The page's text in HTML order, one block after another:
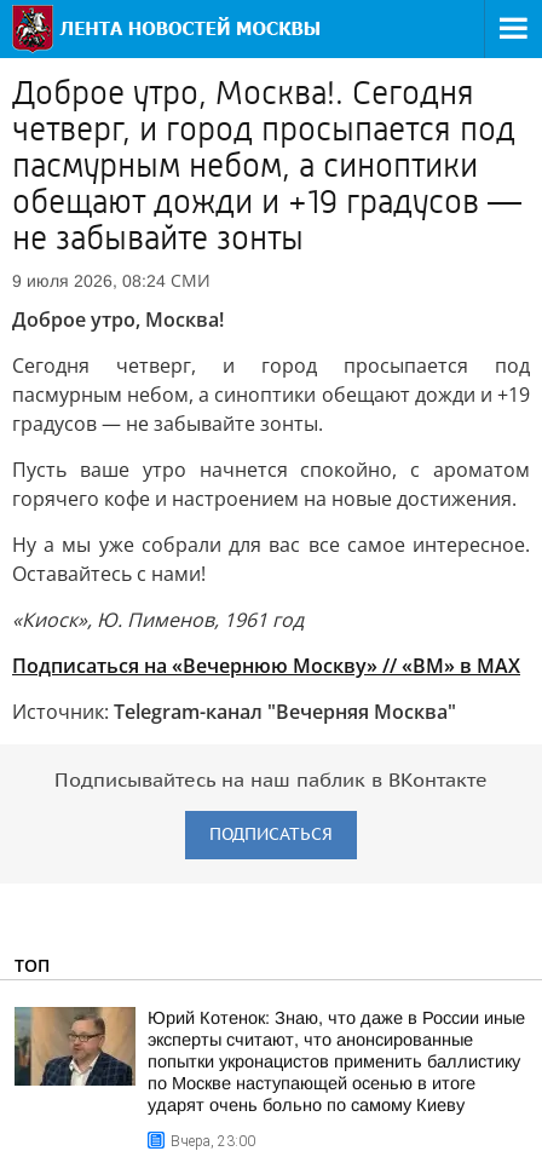
Доброе утро, Москва!. Сегодня
четверг, и город просыпается под
пасмурным небом, а синоптики
обещают дожди и +19 градусов —
не забывайте зонты
9 июля 2026, 08:24 СМИ
Доброе утро, Москва!
Сегодня четверг, и город просыпается под
пасмурным небом, а синоптики обещают дожди и +19
градусов — не забывайте зонты.
Пусть ваше утро начнется спокойно, с ароматом
горячего кофе и настроением на новые достижения.
Ну а мы уже собрали для вас все самое интересное.
Оставайтесь с нами!
«Киоск», Ю. Пименов, 1961 год
Подписаться на «Вечернюю Москву» // «ВМ» в MAX
Источник: Telegram-канал "Вечерняя Москва"
Подписывайтесь на наш паблик в ВКонтакте
ПОДПИСАТЬСЯ
ТОП
Юрий Котенок: Знаю, что даже в России иные
эксперты считают, что анонсированные
попытки укронацистов применить баллистику
по Москве наступающей осенью в итоге
ударят очень больно по самому Киеву
Вчера, 23:00